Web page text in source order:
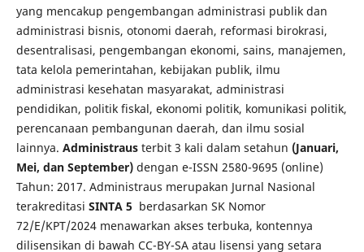
yang mencakup pengembangan administrasi publik dan
administrasi bisnis, otonomi daerah, reformasi birokrasi,
desentralisasi, pengembangan ekonomi, sains, manajemen,
tata kelola pemerintahan, kebijakan publik, ilmu
administrasi kesehatan masyarakat, administrasi
pendidikan, politik fiskal, ekonomi politik, komunikasi politik,
perencanaan pembangunan daerah, dan ilmu sosial
lainnya. Administrausterbit 3 kali dalam setahun (Januari,
Mei, dan September)dengan e-ISSN 2580-9695 (online)
Tahun: 2017. Administraus merupakan Jurnal Nasional
terakreditasi SINTA 5 berdasarkan SK Nomor
72/E/KPT/2024 menawarkan akses terbuka, kontennya
dilisensikan di bawah CC-BY-SA atau lisensi yang setara